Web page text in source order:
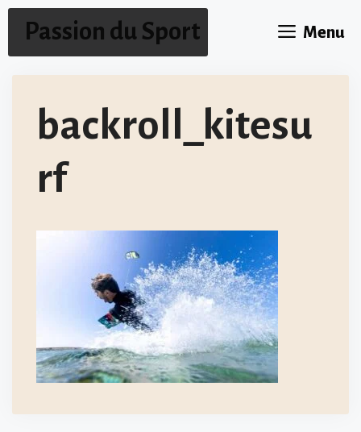
Aller
contenu
Passion du Sport Menu
backroll_kitesu
rf